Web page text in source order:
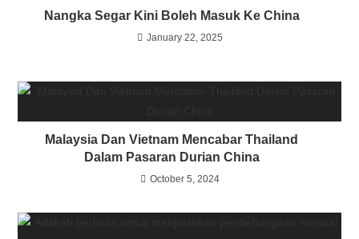
Nangka Segar Kini Boleh Masuk Ke China
January 22, 2025
Malaysia Dan Vietnam Mencabar Thailand
Dalam Pasaran Durian China
October 5, 2024